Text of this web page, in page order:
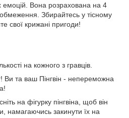
емоцій. Вона розрахована на 4
обмеження. Збирайтесь у тісному
свої крижані пригоди!
на кожного з гравців.
Ви та ваш Пінгвін - непереможна
на фігурку пінгвіна, щоб він
намагаючись закинути їх на